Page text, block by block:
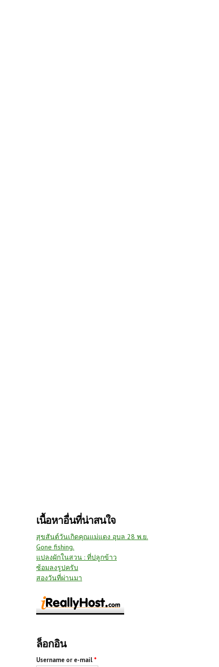
เนื้อหาอื่นที่น่าสนใจ
สุขสันต์วันเกิดคุณแม่แดง อุบล 28 พ.ย.
Gone fishing.
แปลงผักในสวน : ที่ปลูกข้าว
ซ้อมลงรูปครับ
สองวันที่ผ่านมา
ล็อกอิน
Username or e-mail *